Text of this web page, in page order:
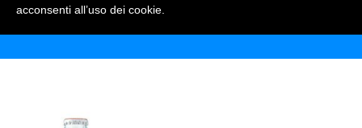
Home Shop Acque Minerali
acconsenti all’uso dei cookie.